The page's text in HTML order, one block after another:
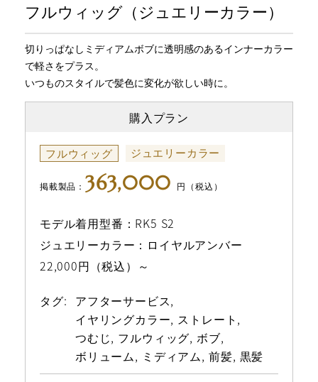
フルウィッグ（ジュエリーカラー）
切りっぱなしミディアムボブに透明感のあるインナーカラー
で軽さをプラス。
いつものスタイルで髪色に変化が欲しい時に。
購入プラン
フルウィッグ ジュエリーカラー
掲載製品： 363,000 円（税込）
モデル着用型番：RK5 S2
ジュエリーカラー：ロイヤルアンバー
22,000円（税込）～
タグ: アフターサービス
イヤリングカラー ストレート
つむじ フルウィッグ ボブ
ボリューム
ミディアム 前髪 黒髪